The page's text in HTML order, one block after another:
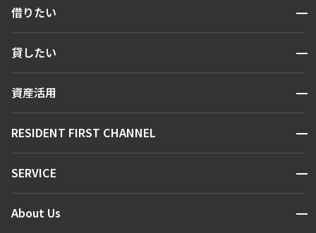
借りたい 開閉
人気エリアから探す
新着情報から探す
新着募集情報
貸したい 開閉
お問い合わせ
資産活用 開閉
お問い合わせ
RESIDENT FIRST CHANNEL 開閉
マンションレポート
住まいのコラム
SERVICE 開閉
会員ページ
About Us 開閉